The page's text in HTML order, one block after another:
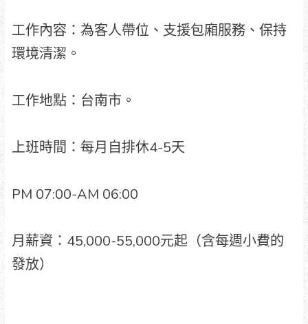
工作內容：為客人帶位、支援包廂服務、保持
環境清潔。
工作地點：台南市。
上班時間：每月自排休4-5天
PM 07:00-AM 06:00
月薪資：45,000-55,000元起（含每週小費的
發放）